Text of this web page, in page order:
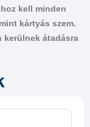
kell minden
kártyás szem.
kerülnek átadásra